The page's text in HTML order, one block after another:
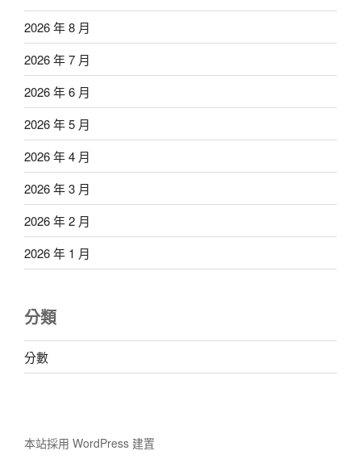
2026 年 8 月
2026 年 7 月
2026 年 6 月
2026 年 5 月
2026 年 4 月
2026 年 3 月
2026 年 2 月
2026 年 1 月
分類
分數
本站採用 WordPress 建置